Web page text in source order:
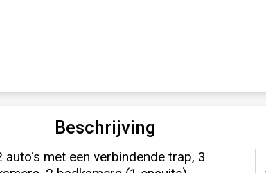
Beschrijving